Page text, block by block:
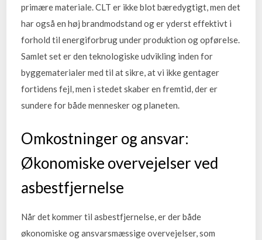
primære materiale. CLT er ikke blot bæredygtigt, men det
har også en høj brandmodstand og er yderst effektivt i
forhold til energiforbrug under produktion og opførelse.
Samlet set er den teknologiske udvikling inden for
byggematerialer med til at sikre, at vi ikke gentager
fortidens fejl, men i stedet skaber en fremtid, der er
sundere for både mennesker og planeten.
Omkostninger og ansvar:
Økonomiske overvejelser ved
asbestfjernelse
Når det kommer til asbestfjernelse, er der både
økonomiske og ansvarsmæssige overvejelser, som